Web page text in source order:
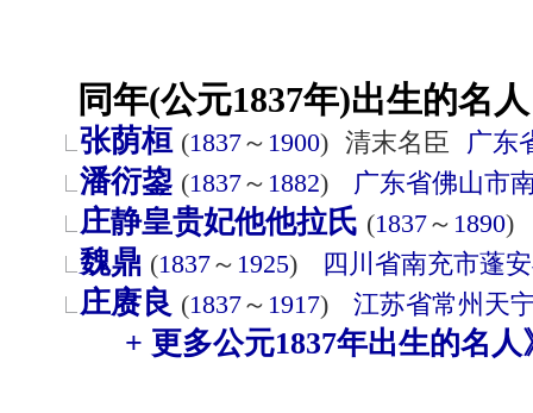
同年(公元1837年)出生的名
张荫桓 (1837～ 1900) 清末名臣 广东
潘衍鋆 (1837～ 1882) 广东省佛山市
庄静皇贵妃他他拉氏 (1837～ 1890)
魏鼎 (1837～ 1925) 四川省南充市蓬
庄赓良 (1837～ 1917) 江苏省常州 天
+ 更多公元1837年出生的名人